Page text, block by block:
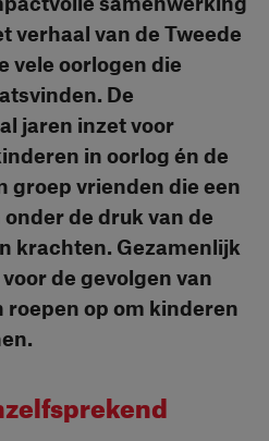
verhaal van de Tweede
vele oorlogen die
De
jaren inzet voor
in oorlog én de
groep vrienden die een
de druk van de
krachten. Gezamenlijk
de gevolgen van
roepen op om kinderen